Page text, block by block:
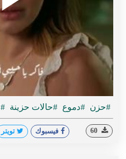
#حزن #دموع #حالات حزينة
فيسبوك تويتر